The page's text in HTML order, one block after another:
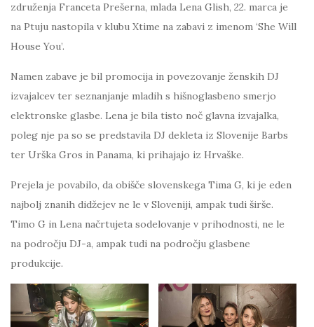
združenja Franceta Prešerna, mlada Lena Glish, 22. marca je
na Ptuju nastopila v klubu Xtime na zabavi z imenom ‘She Will
House You’.
Namen zabave je bil promocija in povezovanje ženskih DJ
izvajalcev ter seznanjanje mladih s hišnoglasbeno smerjo
elektronske glasbe. Lena je bila tisto noč glavna izvajalka,
poleg nje pa so se predstavila DJ dekleta iz Slovenije Barbs
ter Urška Gros in Panama, ki prihajajo iz Hrvaške.
Prejela je povabilo, da obišče slovenskega Tima G, ki je eden
najbolj znanih didžejev ne le v Sloveniji, ampak tudi širše.
Timo G in Lena načrtujeta sodelovanje v prihodnosti, ne le
na področju DJ-a, ampak tudi na področju glasbene
produkcije.